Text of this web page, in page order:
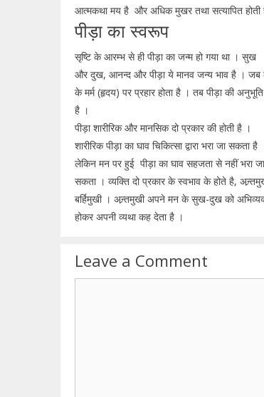
आत्मकथा मय है और अधिक मुखर तथा सत्यापित होती
पीड़ा का स्वरूप
सृष्टि के आरम्भ से ही पीड़ा का जन्म हो गया था । सुख
और दुख, आनन्द और पीड़ा ये मानव जन्य भाव है । जब
के मर्म (हृदय) पर प्रहार होता है । तब पीड़ा की अनुभूति
है ।
पीड़ा शारीरिक और मानसिक दो प्रकार की होती है ।
शारीरिक पीड़ा का घाव चिकित्सा द्वारा भरा जा सकता है
लेकिन मन पर हुई पीड़ा का घाव सहजता से नहीं भरा जा
सकता । व्यक्ति दो प्रकार के स्वभाव के होते है,
बर्हिमुखी । अन्र्तमुखी अपने मन के सुख-दुख को
होकर अपनी व्यथा कह देता है ।
Leave a Comment